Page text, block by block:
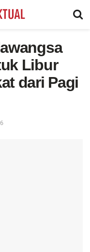
Libur
dari Pagi